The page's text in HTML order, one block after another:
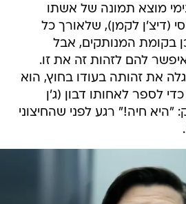
מוצא תמונה של אשתו
(דיצ'ן לקמן), שלאורך כל
בקומת המנותקים, אבל
להם לזהות זה את זו.
את זהותה בעודו בחוץ, הוא
לספר לאחותו דבון (ג'ן
"היא חיה!" רגע לפני שהחיצוני